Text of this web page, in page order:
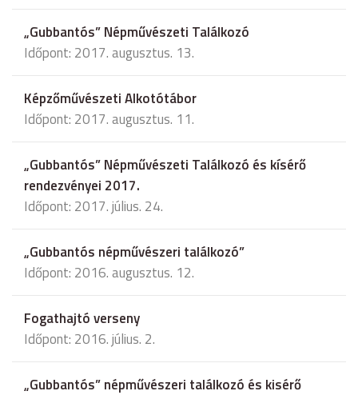
„Gubbantós” Népművészeti Találkozó
Időpont: 2017. augusztus. 13.
Képzőművészeti Alkotótábor
Időpont: 2017. augusztus. 11.
„Gubbantós” Népművészeti Találkozó és kísérő
rendezvényei 2017.
Időpont: 2017. július. 24.
„Gubbantós népművészeri találkozó”
Időpont: 2016. augusztus. 12.
Fogathajtó verseny
Időpont: 2016. július. 2.
„Gubbantós” népművészeri találkozó és kisérő